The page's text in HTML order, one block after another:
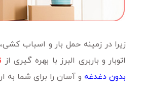
زیرا در زمینه حمل بار و اسباب
اتوبار و باربری البرز با بهره گیری از
بدون دغدغه و آسان را برای شما به